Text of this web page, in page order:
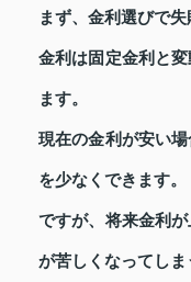
まず、金利選びで失
金利は固定金利と
ます。
現在の金利が安い
を少なくできます。
ですが、将来金利
が苦しくなってしま